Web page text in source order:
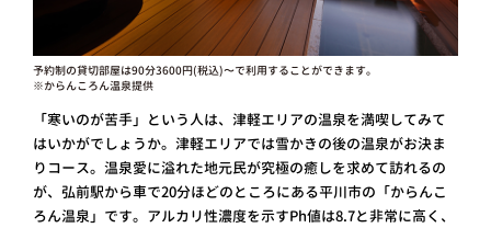
予約制の貸切部屋は90分3600円(税込)〜で利用することができます。
※からんころん温泉提供
「寒いのが苦手」という人は、津軽エリアの温泉を満喫してみて
はいかがでしょうか。津軽エリアでは雪かきの後の温泉がお決ま
りコース。温泉愛に溢れた地元民が究極の癒しを求めて訪れるの
が、弘前駅から車で20分ほどのところにある平川市の「からんこ
ろん温泉」です。アルカリ性濃度を示すPh値は8.7と非常に高く、